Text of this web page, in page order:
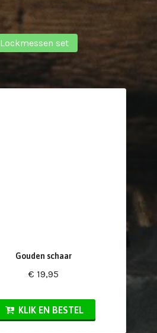
Lockmessen set
Gouden schaar
€ 19,95
KLIK EN BESTEL